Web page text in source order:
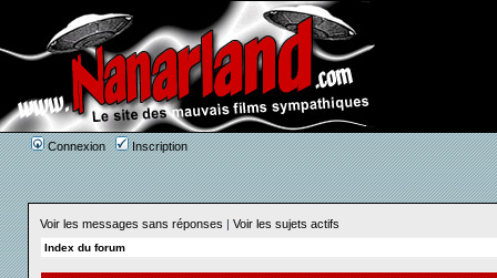
Connexion Inscription
Voir les messages sans réponses | Voir les sujets actifs
Index du forum